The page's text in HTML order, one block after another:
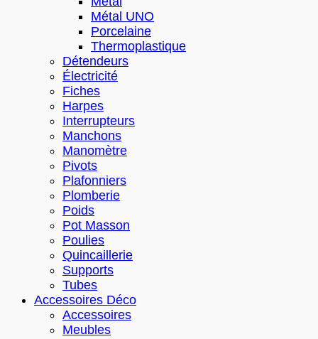
Métal UNO
Porcelaine
Thermoplastique
Détendeurs
Électricité
Fiches
Harpes
Interrupteurs
Manchons
Manomètre
Pivots
Plafonniers
Plomberie
Poids
Pot Masson
Poulies
Quincaillerie
Supports
Tubes
Accessoires Déco
Accessoires
Meubles